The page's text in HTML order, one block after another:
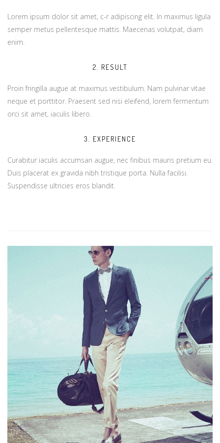
Lorem ipsum dolor sit amet, c-r adipiscing elit. In maximus ligula
semper metus pellentesque mattis. Maecenas volutpat, diam
enim.
2. RESULT
Proin fringilla augue at maximus vestibulum. Nam pulvinar vitae
neque et porttitor. Praesent sed nisi eleifend, lorem fermentum
orci sit amet, iaculis libero.
3. EXPERIENCE
Curabitur iaculis accumsan augue, nec finibus mauris pretium eu.
Duis placerat ex gravida nibh tristique porta. Nulla facilisi.
Suspendisse ultricies eros blandit.